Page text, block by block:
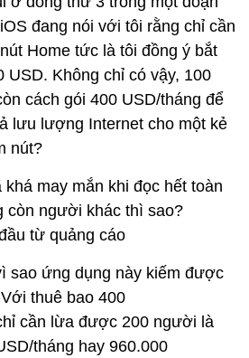
đang nói với tôi rằng chỉ cần
Home tức là tôi đồng ý bắt
USD. Không chỉ có vậy, 100
cách gói 400 USD/tháng để
lưu lượng Internet cho một kẻ
nút?
may mắn khi đọc hết toàn
còn người khác thì sao?
từ quảng cáo
sao ứng dụng này kiếm được
thuê bao 400
cần lừa được 200 người là
tháng hay 960.000